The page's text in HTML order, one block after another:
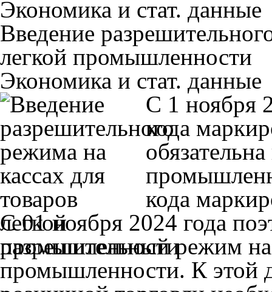
Экономика и стат. данные
Введение
легкой промышленности
Экономика и стат. данные
С 1 ноября
кода
обязательна
кода
С 01 ноября 2024 года
разрешительный режим на
промышленности. К этой